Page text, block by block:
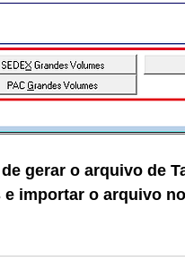
gerar o arquivo de
importar o arquivo